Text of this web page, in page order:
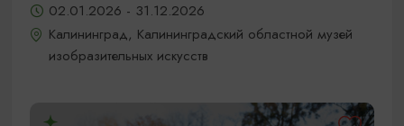
02.01.2026 - 31.12.2026
Калининград, Калининградский областной музей
изобразительных искусств